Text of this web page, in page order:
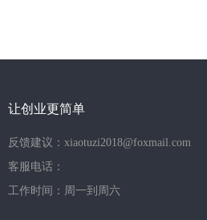
让创业更简单
反馈建议：xiaotuzi2018@foxmail.com
客服电话：
工作时间：周一到周六